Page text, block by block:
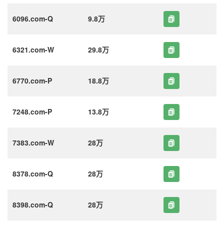
6096.com-Q 9.8万
6321.com-W 29.8万
6770.com-P 18.8万
7248.com-P 13.8万
7383.com-W 28万
8378.com-Q 28万
8398.com-Q 28万